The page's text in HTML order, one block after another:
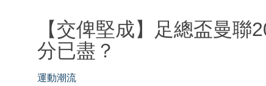
【交俾堅成】足總盃曼
分已盡？
運動潮流